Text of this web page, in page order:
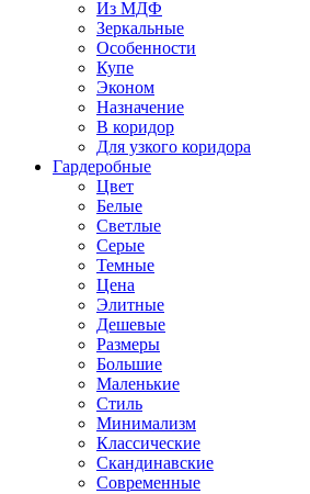
Из МДФ
Зеркальные
Особенности
Купе
Эконом
Назначение
В коридор
Для узкого коридора
Гардеробные
Цвет
Белые
Светлые
Серые
Темные
Цена
Элитные
Дешевые
Размеры
Большие
Маленькие
Стиль
Минимализм
Классические
Скандинавские
Современные